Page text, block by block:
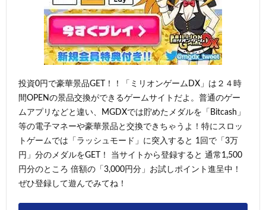
投資0円で豪華景品GET！！「ミリオンゲームDX」は２４時
間OPENの景品交換ができるゲームサイトだよ。普通のゲー
ムアプリなどと違い、MGDXでは貯めたメダルを「Bitcash」
等の電子マネーや豪華景品と交換できちゃうよ！特にスロッ
トゲームでは「ラッシュモード」に突入すると 1回で「3万
円」分のメダルをGET！ 当サイトから登録すると 通常1,500
円分のところ 倍額の「3,000円分」お試しポイント進呈中！
ぜひ登録して遊んでみてね！